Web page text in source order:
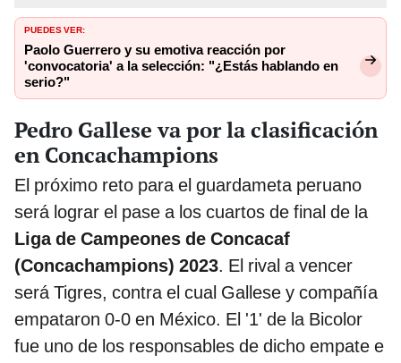
PUEDES VER:
Paolo Guerrero y su emotiva reacción por
'convocatoria' a la selección: "¿Estás hablando en
serio?"
Pedro Gallese va por la clasificación
en Concachampions
El próximo reto para el guardameta peruano
será lograr el pase a los cuartos de final de la
Liga de Campeones de Concacaf
(Concachampions) 2023. El rival a vencer
será Tigres, contra el cual Gallese y compañía
empataron 0-0 en México. El '1' de la Bicolor
fue uno de los responsables de dicho empate e